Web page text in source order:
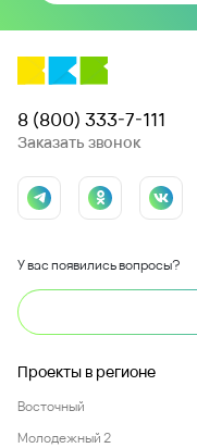
8 (800) 333-7-111
Заказать звонок
У вас появились вопросы?
Проекты в регионе
Восточный
Молодежный 2